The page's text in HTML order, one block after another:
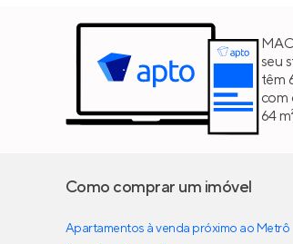
seu
têm
com
64
Como comprar um imóvel
Apartamentos à venda próximo ao Metrô